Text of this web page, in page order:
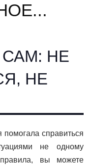
НЕ
НЕ
помогала справиться
не одному
вы можете